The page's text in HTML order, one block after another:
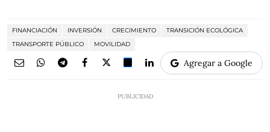
FINANCIACIÓN INVERSIÓN CRECIMIENTO
TRANSICIÓN ECOLÓGICA
TRANSPORTE PÚBLICO
MOVILIDAD
Agregar a Google